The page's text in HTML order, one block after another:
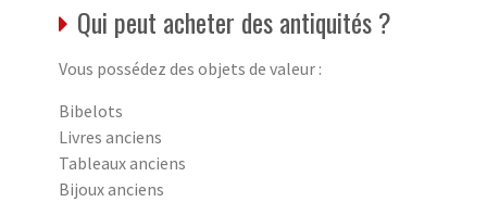
Qui peut acheter des antiquités ?
Vous possédez des objets de valeur :
Bibelots
Livres anciens
Tableaux anciens
Bijoux anciens